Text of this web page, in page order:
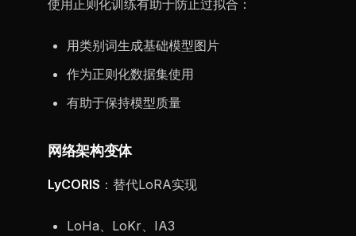
使用正则化训练有助于防止过拟合：
用类别词生成基础模型图片
作为正则化数据集使用
有助于保持模型质量
网络架构变体
LyCORIS ：替代LoRA实现
LoHa、LoKr、IA3